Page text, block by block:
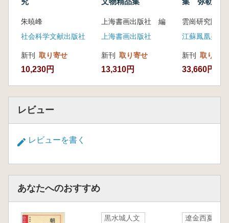
路・商品・商人を中心に議論を展開していま
す。また、国家による統制のもとでの商業の進
展と、商業を核とした諸関係についても深く考
察しています。
本書では、清代以降、特に乾隆期に西北地域
の統一が完成したことで、商業市場が拡大し、
茶や馬などの大宗商品を中心とした商業活動が
新たな局面に入ったと指摘しています。西北地
域は内地および世界との商路を結び、商業体系
が構築され、中国社会の発展において不可欠な
朱暁峰
社会科学文献出版社
新刊 取り寄せ
10,230円
上海書画出版社 編
上海書画出版社
新刊 取り寄せ
13,310円
雲崗研究院
江蘇鳳凰美術
新刊 取り寄せ
33,660円
レビュー
レビューを書く
あなたへのおすすめ
黒水城人文
遼金西夏研